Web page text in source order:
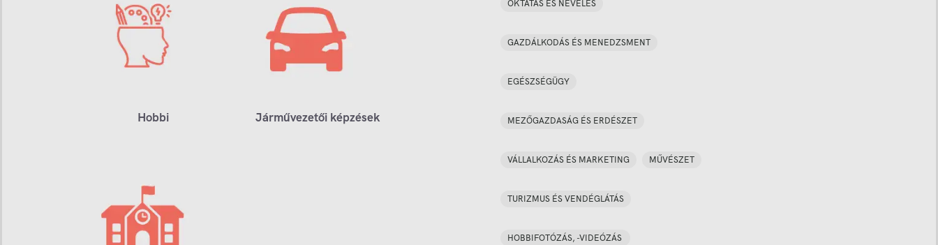
Hobbi Járművezetői képzések
OKTATÁS ÉS NEVELÉS
GAZDÁLKODÁS ÉS MENEDZSMENT
EGÉSZSÉGÜGY
MEZŐGAZDASÁG ÉS ERDÉSZET
VÁLLALKOZÁS ÉS MARKETING MŰVÉSZET
TURIZMUS ÉS VENDÉGLÁTÁS
HOBBIFOTÓZÁS, -VIDEÓZÁS